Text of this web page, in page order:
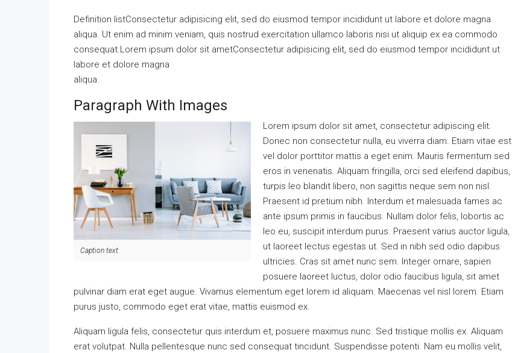
Definition listConsectetur adipisicing elit, sed do eiusmod tempor incididunt ut labore et dolore magna
aliqua. Ut enim ad minim veniam, quis nostrud exercitation ullamco laboris nisi ut aliquip ex ea commodo
consequat.Lorem ipsum dolor sit ametConsectetur adipisicing elit, sed do eiusmod tempor incididunt ut
labore et dolore magna
aliqua.
Paragraph With Images
Caption text
Lorem ipsum dolor sit amet, consectetur adipiscing elit.
Donec non consectetur nulla, eu viverra diam. Etiam vitae est
vel dolor porttitor mattis a eget enim. Mauris fermentum sed
eros in venenatis. Aliquam fringilla, orci sed eleifend dapibus,
turpis leo blandit libero, non sagittis neque sem non nisl.
Praesent id pretium nibh. Interdum et malesuada fames ac
ante ipsum primis in faucibus. Nullam dolor felis, lobortis ac
leo eu, suscipit interdum purus. Praesent varius auctor ligula,
ut laoreet lectus egestas ut. Sed in nibh sed odio dapibus
ultricies. Cras sit amet nunc sem. Integer ornare, sapien
posuere laoreet luctus, dolor odio faucibus ligula, sit amet
pulvinar diam erat eget augue. Vivamus elementum eget lorem id aliquam. Maecenas vel nisl lorem. Etiam
purus justo, commodo eget erat vitae, mattis euismod ex.
Aliquam ligula felis, consectetur quis interdum et, posuere maximus nunc. Sed tristique mollis ex. Aliquam
erat volutpat. Nulla pellentesque nunc sed consequat tincidunt. Suspendisse potenti. Nam eu mollis velit,